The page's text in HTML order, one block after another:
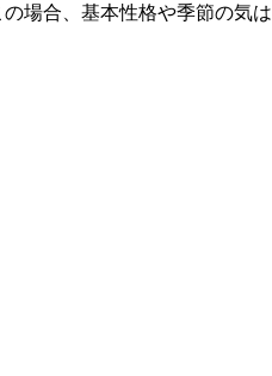
場合、基本性格や季節の気